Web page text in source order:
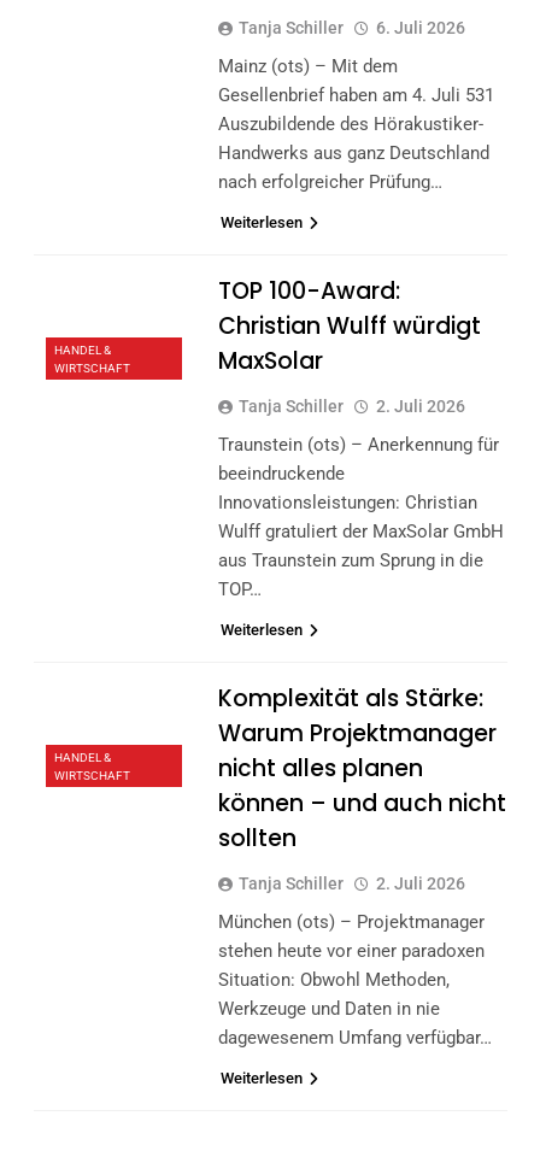
Tanja Schiller 6. Juli 2026
Mainz (ots) – Mit dem
Gesellenbrief haben am 4. Juli 531
Auszubildende des Hörakustiker-
Handwerks aus ganz Deutschland
nach erfolgreicher Prüfung…
Weiterlesen
HANDEL &
WIRTSCHAFT
TOP 100-Award:
Christian Wulff würdigt
MaxSolar
Tanja Schiller 2. Juli 2026
Traunstein (ots) – Anerkennung für
beeindruckende
Innovationsleistungen: Christian
Wulff gratuliert der MaxSolar GmbH
aus Traunstein zum Sprung in die
TOP…
Weiterlesen
HANDEL &
WIRTSCHAFT
Komplexität als Stärke:
Warum Projektmanager
nicht alles planen
können – und auch nicht
sollten
Tanja Schiller 2. Juli 2026
München (ots) – Projektmanager
stehen heute vor einer paradoxen
Situation: Obwohl Methoden,
Werkzeuge und Daten in nie
dagewesenem Umfang verfügbar…
Weiterlesen